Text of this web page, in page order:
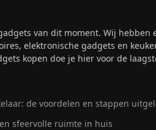
van dit moment. Wij hebben
elektronische gadgets en
kopen doe je hier voor de
de voordelen en stappen
sfeervolle ruimte in huis